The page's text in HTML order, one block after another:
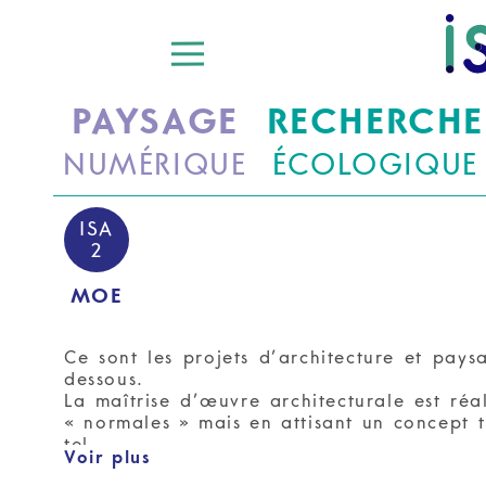
PAYSAGE
NUMÉRIQUE
RECHERCHE
ÉCOLOGIQUE
ISA
2
MOE
Ce sont les projets d’architecture et
dessous.
La maîtrise d’œuvre architecturale est
« normales » mais en attisant un
tel.
Nous encourageons la « junior
Voir plus